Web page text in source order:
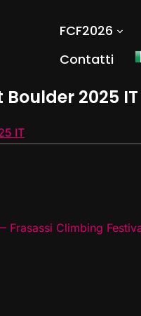
FCF2026
Contatti
2025 IT
IT
Climbing